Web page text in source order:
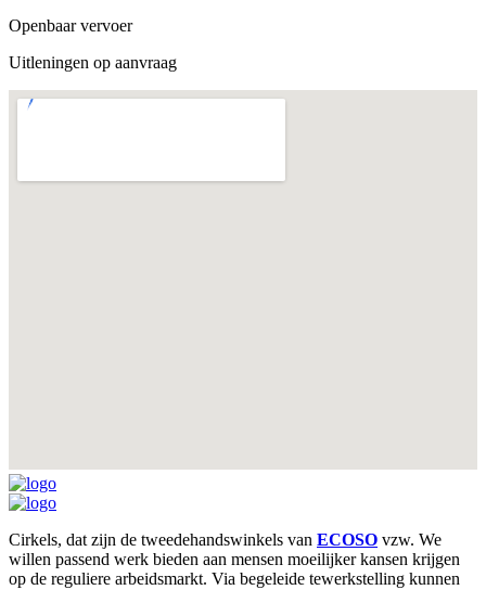
Openbaar vervoer
Uitleningen op aanvraag
Cirkels, dat zijn de tweedehandswinkels van ECOSO vzw. We
willen passend werk bieden aan mensen moeilijker kansen krijgen
op de reguliere arbeidsmarkt. Via begeleide tewerkstelling kunnen